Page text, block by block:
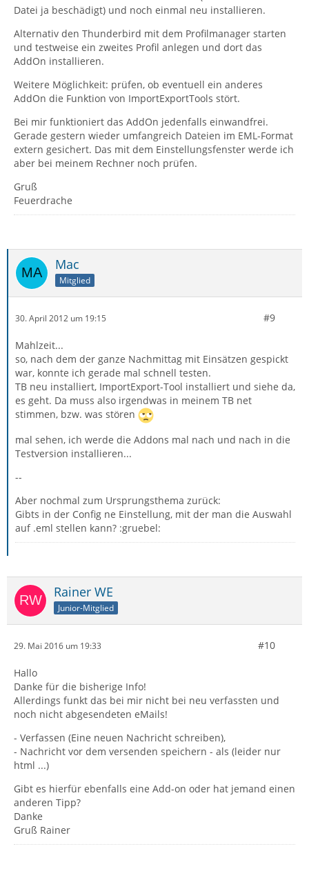
Datei ja beschädigt) und noch einmal neu installieren.
Alternativ den Thunderbird mit dem Profilmanager starten
und testweise ein zweites Profil anlegen und dort das
AddOn installieren.
Weitere Möglichkeit: prüfen, ob eventuell ein anderes
AddOn die Funktion von ImportExportTools stört.
Bei mir funktioniert das AddOn jedenfalls einwandfrei.
Gerade gestern wieder umfangreich Dateien im EML-Format
extern gesichert. Das mit dem Einstellungsfenster werde ich
aber bei meinem Rechner noch prüfen.
Gruß
Feuerdrache
Mac
Mitglied
30. April 2012 um 19:15 #9
Mahlzeit...
so, nach dem der ganze Nachmittag mit Einsätzen gespickt
war, konnte ich gerade mal schnell testen.
TB neu installiert, ImportExport-Tool installiert und siehe da,
es geht. Da muss also irgendwas in meinem TB net
stimmen, bzw. was stören
mal sehen, ich werde die Addons mal nach und nach in die
Testversion installieren...
--
Aber nochmal zum Ursprungsthema zurück:
Gibts in der Config ne Einstellung, mit der man die Auswahl
auf .eml stellen kann? :gruebel:
Rainer WE
Junior-Mitglied
29. Mai 2016 um 19:33 #10
Hallo
Danke für die bisherige Info!
Allerdings funkt das bei mir nicht bei neu verfassten und
noch nicht abgesendeten eMails!
- Verfassen (Eine neuen Nachricht schreiben),
- Nachricht vor dem versenden speichern - als (leider nur
html ...)
Gibt es hierfür ebenfalls eine Add-on oder hat jemand einen
anderen Tipp?
Danke
Gruß Rainer